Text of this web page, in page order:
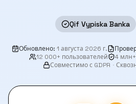
Qif Vypiska Banka
Обновлено: 1 августа 2026 г.
12 000+ пользователей
4
Совместимо с GDPR ·